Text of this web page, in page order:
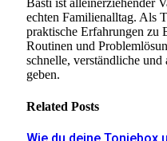
Basti ist alleinerziehender
echten Familienalltag. Als
praktische Erfahrungen zu
Routinen und
schnelle, verständliche
geben.
Related Posts